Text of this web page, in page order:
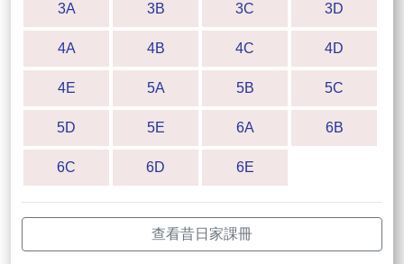
3A 3B 3C 3D
4A 4B 4C 4D
4E 5A 5B 5C
5D 5E 6A 6B
6C 6D 6E
查看昔日家課冊